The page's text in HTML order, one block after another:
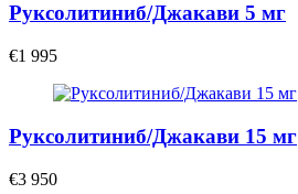
Руксолитиниб/Джакави 5 мг
€1 995
Руксолитиниб/Джакави 15 мг
€3 950